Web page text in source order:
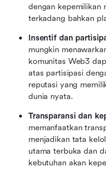
dengan kepemilikan
terkadang bahkan
Insentif dan
mungkin
komunitas Web3
atas partisipasi
reputasi yang
dunia nyata.
Transparansi dan
memanfaatkan
menjadikan tata
utama terbuka dan
kebutuhan akan